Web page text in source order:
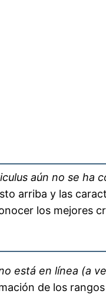
aún no se ha
arriba y las
los mejores
está en línea (a
de los